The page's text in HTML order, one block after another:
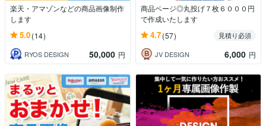
楽天・アマゾンなどの商品画像制作
します
5.0(14)
RYOS DESIGN 50,000 円
商品ページ◎丸投げ７枚６０００円
で作成​いたします
4.7(57)
見積り必須
JV DESIGN
6,000 円